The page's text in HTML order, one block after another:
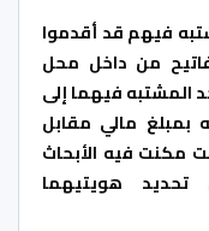
فيهم قد أقدموا
من داخل محل
المشتبه فيهما إلى
بمبلغ مالي مقابل
مكنت فيه الأبحاث
تحديد هويتيهما